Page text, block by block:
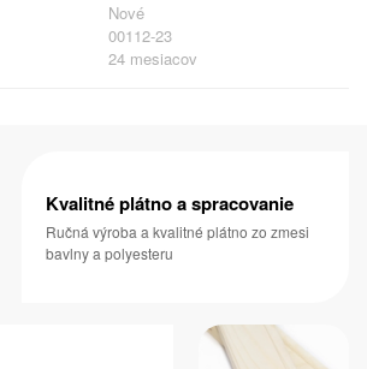
Nové
00112-23
24 mesiacov
Kvalitné plátno a spracovanie
Ručná výroba a kvalitné plátno zo zmesi
bavlny a polyesteru